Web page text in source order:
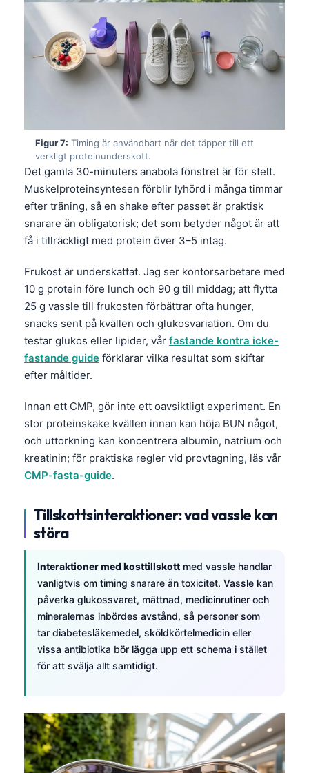
Figur 7: Timing är användbart när det täpper till ett
verkligt proteinunderskott.
Det gamla 30-minuters anabola fönstret är för stelt.
Muskelproteinsyntesen förblir lyhörd i många timmar
efter träning, så en shake efter passet är praktisk
snarare än obligatorisk; det som betyder något är att
få i tillräckligt med protein över 3–5 intag.
Frukost är underskattat. Jag ser kontorsarbetare med
10 g protein före lunch och 90 g till middag; att flytta
25 g vassle till frukosten förbättrar ofta hunger,
snacks sent på kvällen och glukosvariation. Om du
testar glukos eller lipider, vår fastande kontra icke-
fastande guide förklarar vilka resultat som skiftar
efter måltider.
Innan ett CMP, gör inte ett oavsiktligt experiment. En
stor proteinskake kvällen innan kan höja BUN något,
och uttorkning kan koncentrera albumin, natrium och
kreatinin; för praktiska regler vid provtagning, läs vår
CMP-fasta-guide.
Tillskottsinteraktioner: vad vassle kan
störa
Interaktioner med kosttillskott med vassle handlar
vanligtvis om timing snarare än toxicitet. Vassle kan
påverka glukossvaret, mättnad, medicinrutiner och
mineralernas inbördes avstånd, så personer som
tar diabetesläkemedel, sköldkörtelmedicin eller
vissa antibiotika bör lägga upp ett schema i stället
för att svälja allt samtidigt.
Bahasa Indonesia
Հայերեն
Íslenska
Bosanski
Azərbaycan dili
Eesti
日本語
Čeština
Русский
Lietuvių kalba
한국어
Slovenščina
Magyar
বাংলা
اردو
मराठी
తెలుగు
தமிழ்
ಕನ್ನಡ
മലയാളം
Bahasa Melayu
Tiếng Việt
Tagalog
ភាសាខ្មែរ
Kiswahili
አማርኛ